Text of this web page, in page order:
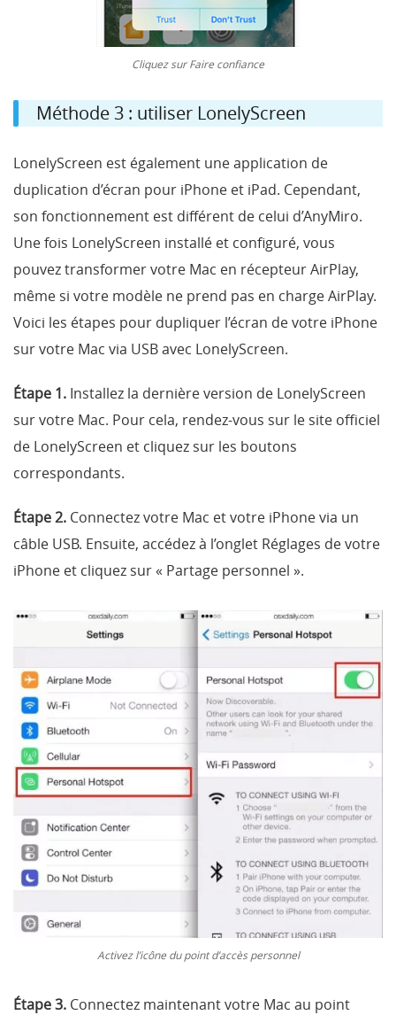
Cliquez sur Faire confiance
Méthode 3 : utiliser LonelyScreen
LonelyScreen est également une application de
duplication d’écran pour iPhone et iPad. Cependant,
son fonctionnement est différent de celui d’AnyMiro.
Une fois LonelyScreen installé et configuré, vous
pouvez transformer votre Mac en récepteur AirPlay,
même si votre modèle ne prend pas en charge AirPlay.
Voici les étapes pour dupliquer l’écran de votre iPhone
sur votre Mac via USB avec LonelyScreen.
Étape 1. Installez la dernière version de LonelyScreen
sur votre Mac. Pour cela, rendez-vous sur le site officiel
de LonelyScreen et cliquez sur les boutons
correspondants.
Étape 2. Connectez votre Mac et votre iPhone via un
câble USB. Ensuite, accédez à l’onglet Réglages de votre
iPhone et cliquez sur « Partage personnel ».
Activez l’icône du point d’accès personnel
Étape 3. Connectez maintenant votre Mac au point